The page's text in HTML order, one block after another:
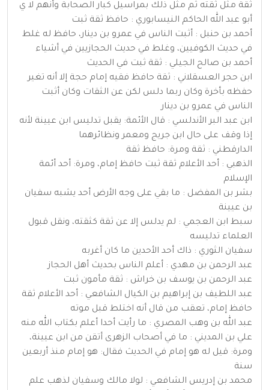
ثقة مثل ثقته ثم مثل ذلك بمراسيل كبار الصحابة وأنهم لا ي
أبو عبد الله الحاكم النيسابوري : حافظ ثقة ثبت
أحمد بن حنبل : أثبت الناس في عمرو بن دينار، حافظ له غلط
في حديث الكوفيين، وغلط في حديث الحجازيين في أشياء
أحمد بن صالح الجيلي : ثقة ثبت في الحديث
ابن حجر العسقلاني : ثقة حافظ فقيه إمام حجة إلا أنه تغير
حفظه بأخرة وكان ربما دلس لكن عن الثقات وكان أثبت
الناس في عمرو بن دينار
ابن عبد البر الأندلسي : قال الأئمة: يقبل تدليس ابن عيينة لأنه
إذا وقف على حال ابن جريج ومعمر ونظائرهما
الدارقطني : ثقة ومرة: حافظ ثقة
الذهبي : أحد الأعلام ثقة ثبت حافظ إمام، ومرة: أحد أئمة
الإسلام
بشر بن المفضل : ما بقي على وجه الأرض أحد يشبه سفيان
بن عيينة
سبط ابن العجمي : لم يدلس إلا عن ثقة كثقته، ونقل قبول
العلماء تدليسه
سفيان الثوري : ذاك أحد الأحدين ما كان أغربه
عبد الرحمن بن مهدي : أعلم الناس بحديث أهل الحجاز
عبد الرحمن بن يوسف بن خراش : ثقة مأمون ثبت
عبد اللطيف بن إبراهيم بن الكيال الشافعي : أحد الأعلام ثقة
حافظ إمام، تعقب من قال أنه اختلط قبل موته
عبد الله بن وهب المصري : ما رأيت أحدا أعلم بكتاب الله منه
علي بن المديني : ما في أصحاب الزهرى أتقن من ابن عيينة،
ومرة: قيل له هو إمام في الحديث فقال: هو إمام منذ أربعين
سنة
محمد بن إدريس الشافعي : لولا مالك وسفيان لذهب علم